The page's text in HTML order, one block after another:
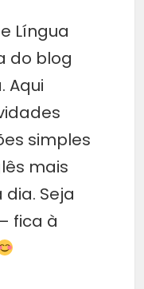
Língua
do blog
Aqui
simples
mais
Seja
fica à